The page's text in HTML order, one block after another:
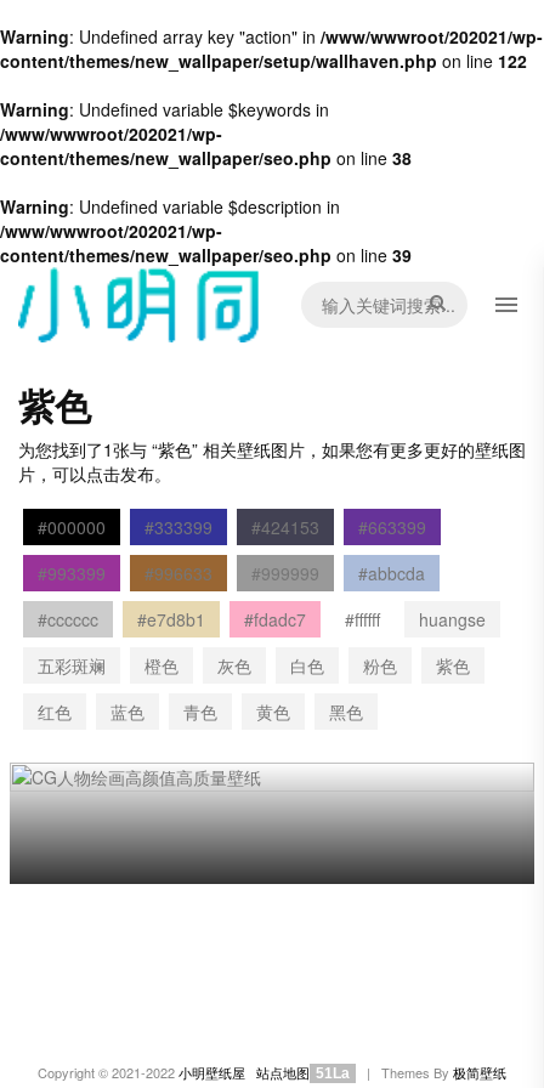
Warning: Undefined array key "action" in /www/wwwroot/202021/wp-
content/themes/new_wallpaper/setup/wallhaven.php on line 122
Warning: Undefined variable $keywords in
/www/wwwroot/202021/wp-
content/themes/new_wallpaper/seo.php on line 38
Warning: Undefined variable $description in
/www/wwwroot/202021/wp-
content/themes/new_wallpaper/seo.php on line 39
紫色
为您找到了1张与 “紫色” 相关壁纸图片，如果您有更多更好的壁纸图
片，可以点击发布。
#000000 #333399 #424153
#663399
#993399
#996633 #999999
#abbcda
#cccccc
#e7d8b1 #fdadc7 #ffffff
huangse
五彩斑斓
橙色 灰色 白色 粉色
紫色
红色
蓝色 青色 黄色 黑色
Copyright © 2021-2022小明壁纸屋 站点地图 51La | Themes By 极简壁纸